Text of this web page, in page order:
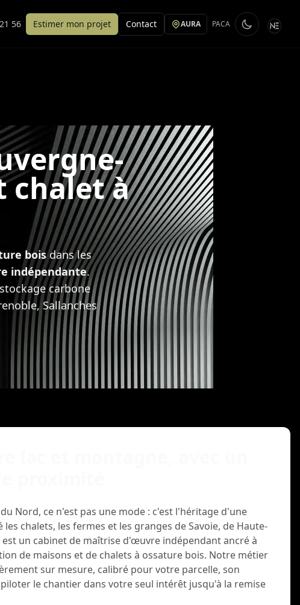
56 Estimer mon projet Contact AURA PACA
chalet à
boisdans les
indépendante.
carbone
Sallanches
Nord, ce n'est pas une mode : c'est l'héritage d'une
chalets, les fermes et les granges de Savoie, de Haute-
un cabinet de maîtrise d'œuvre indépendant ancré à
de maisons et de chalets à ossature bois. Notre métier
sur mesure, calibré pour votre parcelle, son
le chantier dans votre seul intérêt jusqu'à la remise